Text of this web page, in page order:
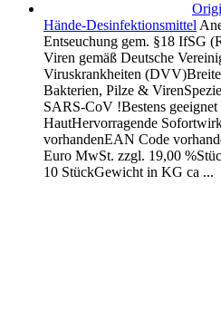
Hände-Desinfektionsmittel
Entseuchung gem. §18 IfSG
Viren gemäß Deutsche
Viruskrankheiten
Bakterien, Pilze &
SARS-CoV !Bestens
HautHervorragende
vorhandenEAN Code
Euro MwSt. zzgl. 19,00
10 StückGewicht in KG ca ...